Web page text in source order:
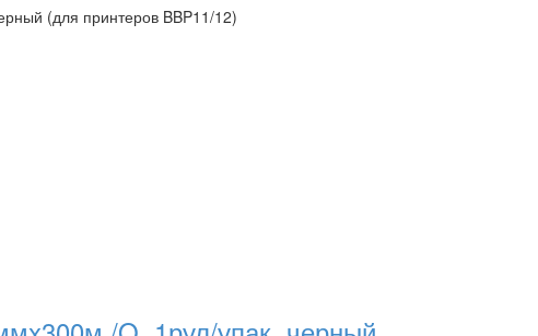
(для принтеров BBP11/12)